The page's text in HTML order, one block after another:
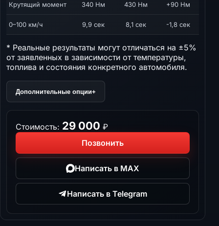
Крутящий момент 340 Нм 430 Нм +90 Нм
0–100 км/ч 9,9 сек 8,1 сек -1,8 сек
* Реальные результаты могут отличаться на ±5%
от заявленных в зависимости от температуры,
топлива и состояния конкретного автомобиля.
Дополнительные опции+
Стоимость: 29 000 ₽
Позвонить
Написать в MAX
Написать в Telegram